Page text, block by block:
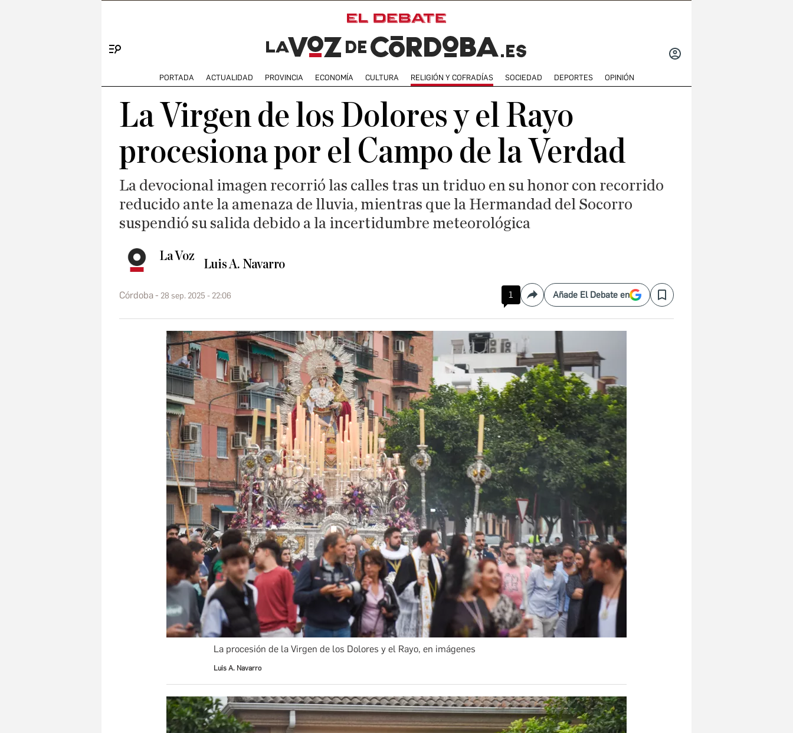
PORTADA ACTUALIDAD PROVINCIA ECONOMÍA CULTURA RELIGIÓN Y COFRADÍAS SOCIEDAD DEPORTES OPINIÓN
La Virgen de los Dolores y el Rayo
procesiona por el Campo de la Verdad
La devocional imagen recorrió las calles tras un triduo en su honor con recorrido
reducido ante la amenaza de lluvia, mientras que la Hermandad del Socorro
suspendió su salida debido a la incertidumbre meteorológica
La Voz
Luis A. Navarro
Córdoba 28 sep. 2025 - 22:06 1 CompartirAñade El Debate en Save
La procesión de la Virgen de los Dolores y el Rayo, en imágenes
Luis A. Navarro